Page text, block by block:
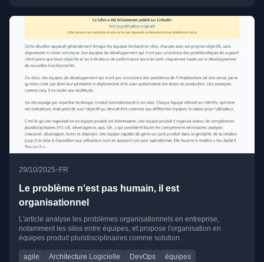
29/10/2025• FR
Le problème n'est pas humain, il est
organisationnel
L'article analyse les problèmes organisationnels en entreprise,
notamment les silos entre équipes, et propose l'organisation en
équipes produit pluridisciplinaires comme solution.
agile Architecture Logicielle DevOps
équipes